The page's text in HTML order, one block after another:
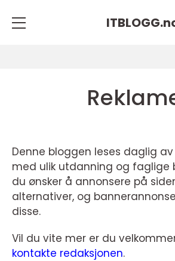
ITBLOGG.
Denne bloggen leses daglig
med ulik utdanning og faglige
du ønsker å annonsere på
alternativer, og
disse.
Vil du vite mer er du
kontakte redaksjonen.